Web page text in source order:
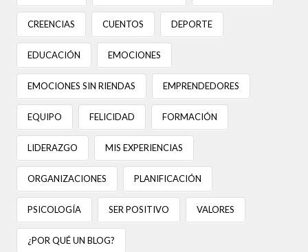
CREENCIAS CUENTOS DEPORTE
EDUCACIÓN EMOCIONES
EMOCIONES SIN RIENDAS EMPRENDEDORES
EQUIPO FELICIDAD FORMACIÓN
LIDERAZGO MIS EXPERIENCIAS
ORGANIZACIONES PLANIFICACIÓN
PSICOLOGÍA SER POSITIVO VALORES
¿POR QUÉ UN BLOG?